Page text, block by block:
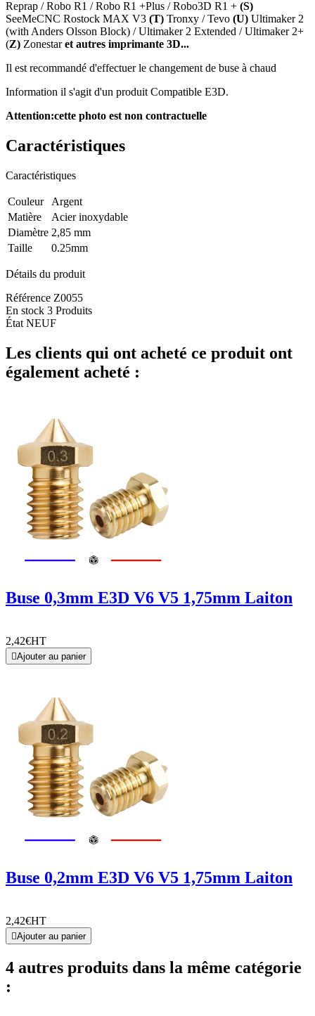
Reprap / Robo R1 / Robo R1 +Plus / Robo3D R1 + (S)
SeeMeCNC Rostock MAX V3 (T) Tronxy / Tevo (U) Ultimaker 2
(with Anders Olsson Block) / Ultimaker 2 Extended / Ultimaker 2+
(Z) Zonestaret autres imprimante 3D...
Il est recommandé d'effectuer le changement de buse à chaud
Information il s'agit d'un produit Compatible E3D.
Attention:cette photo est non contractuelle
Caractéristiques
Caractéristiques
Couleur
Argent
Matière
Acier inoxydable
Diamètre 2,85 mm
Taille
0.25mm
Détails du produit
Référence Z0055
En stock 3 Produits
État NEUF
Les clients qui ont acheté ce produit ont
également acheté :
Buse 0,3mm E3D V6 V5 1,75mm Laiton
2,42€HT
Ajouter au panier
Buse 0,2mm E3D V6 V5 1,75mm Laiton
2,42€HT
Ajouter au panier
4 autres produits dans la même catégorie
: